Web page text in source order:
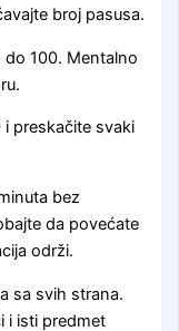
broj pasusa.
do 100. Mentalno
i preskačite svaki
bez
da povećate
održi.
sa svih strana.
i isti predmet